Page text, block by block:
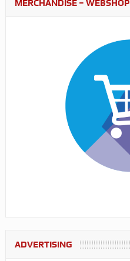
MERCHANDISE – WEBSHOP
ADVERTISING